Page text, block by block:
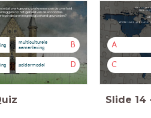
dat werkgevers, werknemers en de overheid
op het gebied van de economie.
in de jaren negentig bekend geworden?
B
multiculturele
samenleving
D
poldermodel
Hieronder
1 Beatrix
4
Welke twee
A
C
Slide 14